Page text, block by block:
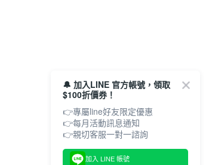
🔔 加入LINE 官方帳號，領取
$100折價券！
👉專屬line好友限定優惠
👉每月活動訊息通知
加入 LINE 帳號